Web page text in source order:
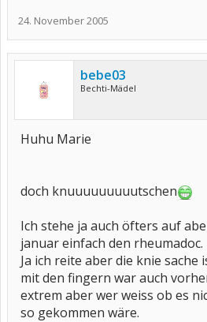
24. November 2005
bebe03
Bechti-Mädel
Huhu Marie
doch knuuuuuuuuutschen
Ich stehe ja auch öfters auf
januar einfach den rheumadoc.
Ja ich reite aber die knie sache
mit den fingern war auch
extrem aber wer weiss ob es
so gekommen wäre.